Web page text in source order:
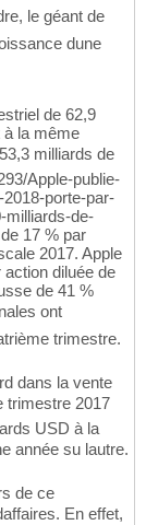
le géant de
dune
de 62,9
à la même
milliards de
Apple-publie-
porte-par-
milliards-de-
17 % par
2017. Apple
diluée de
de 41 %
ont
trimestre.
dans la vente
trimestre 2017
USD à la
année su lautre.
de ce
En effet,